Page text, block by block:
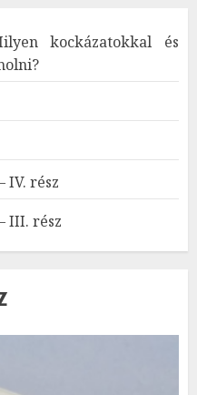
kockázatokkal és
IV. rész
III. rész